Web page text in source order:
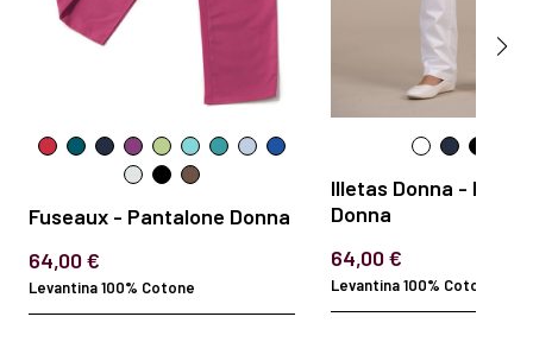
Fuseaux - Pantalone Donna
64,00 €
Levantina 100% Cotone
Illetas Donna -
Donna
64,00 €
Levantina 100% Cotone